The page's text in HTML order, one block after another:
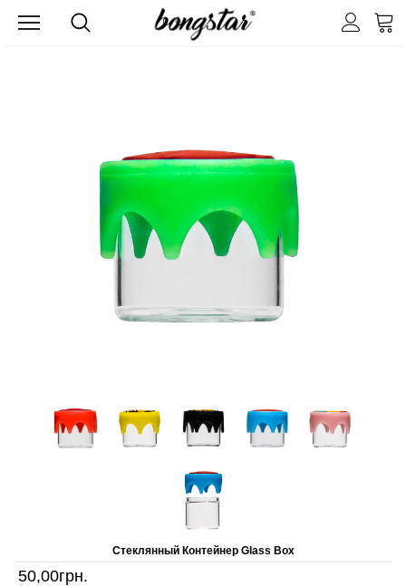
Стеклянный Контейнер Glass Box
50,00грн.